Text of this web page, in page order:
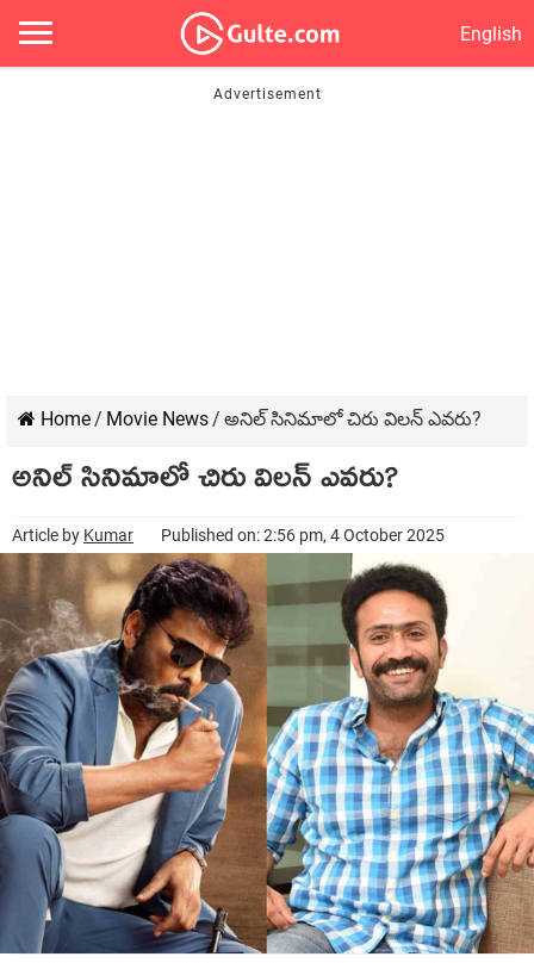
English
Home/ Movie News/ అనిల్ సినిమాలో చిరు విల‌న్ ఎవ‌రు?
అనిల్ సినిమాలో చిరు విల‌న్ ఎవ‌రు?
Article by Kumar Published on: 2:56 pm, 4 October 2025